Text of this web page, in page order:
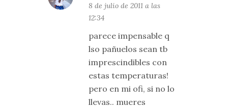
8 de julio de 2011 a las
12:34
parece impensable q
lso pañuelos sean tb
imprescindibles con
estas temperaturas!
pero en mi ofi, si no lo
llevas.. mueres